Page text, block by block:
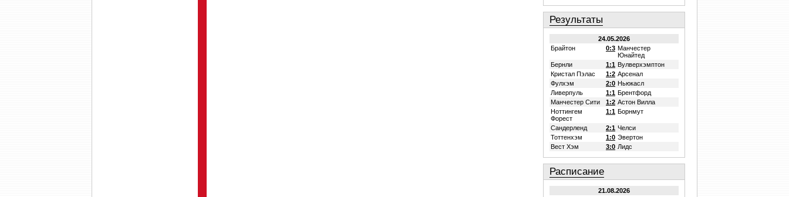
Результаты
24.05.2026
Брайтон
0:3 Манчестер
Юнайтед
Бернли
1:1 Вулверхэмптон
Кристал Пэлас
1:2 Арсенал
Фулхэм
2:0 Ньюкасл
Ливерпуль
1:1 Брентфорд
Манчестер Сити
1:2 Астон Вилла
Ноттингем
Форест
1:1 Борнмут
Сандерленд 2:1 Челси
Тоттенхэм
1:0 Эвертон
Вест Хэм
3:0 Лидс
Расписание
21.08.2026